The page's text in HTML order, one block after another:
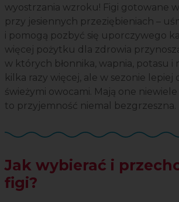
wyostrzania wzroku! Figi gotowane
przy jesiennych przeziębieniach –
i pomogą pozbyć się uporczywego
więcej pożytku dla zdrowia
w których błonnika, wapnia, potasu i
kilka razy więcej, ale w sezonie lepiej
świeżymi owocami. Mają one
to przyjemność niemal bezgrzeszna.
Jak wybierać i
figi?